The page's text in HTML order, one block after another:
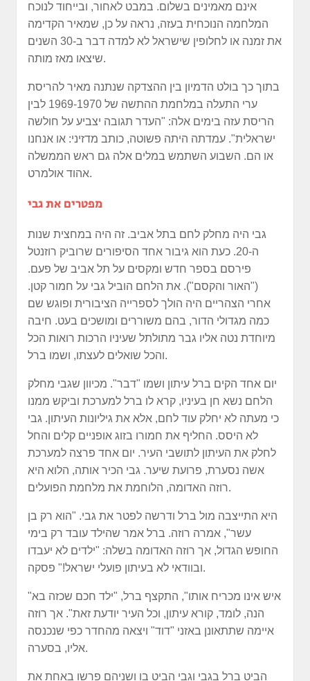
אינם מאמינים בשלום. במבט לאחור, ובייחוד לנוכח
המלחמה הנוכחית בעזה, נראה על כן, שמאיר הקדימה
את זמנה או לחלופין שישראל לא למדה דבר ב-30 השנים
שיצאו מאז מותה.
בתוך כך בולט הדמיון בין ההצדקה שנתנה מאיר להריסת
ערי התעלה במלחמת ההתשה של 1969-1970 לבין
הריסת עזה בימים אלה: "העדר תגובה יצביע על חולשה
ישראלית". עמדתה היתה פשוטה, כותב מדזיני: או אנחנו
או הם. השבוע השתמש במלים אלה גם ראש הממשלה
אהוד אולמרט.
מפטרים את גבי
גבי היה מחלק לחם בתל אביב. זה היה במחצית שנות
ה-20. כעת הוא גיבור אחד הסיפורים שרוביק רוזנטל
פירסם בספר חדש ומקסים על תל אביב של פעם.
("האור והקסם"). את הלחם הוביל גבי על חמור קטן.
אחרי הצהריים היה הולך לספרייה הציבורית ופוגש שם
כמה מגדולי הדור, בהם משוררים ומושכים בעט. חיבה
מיוחדת נטה אליו גבר מתולתל שעיניו הרכות רואות הכל
והכל שואלים לעצתו, ושמו ברל.
יום אחד הקים ברל עיתון ושמו "דבר". מכיוון שגבי מחלק
הלחם נשא חן בעיניו, קרא לו ברל למערכת וביקש ממנו
כי מעתה לא יחלק עוד לחם, אלא את גיליונות העיתון. גבי
לא היסס. החליף את חמורו בזוג אופניים קלים והחל
לחלק את העיתון לתושבי העיר. יום אחד פרצה למערכת
אשה נסערת, פרועת שיער. גבי הכיר אותה, הלוא היא
רוזה האדומה, הלוחמת את מלחמת הפועלים.
היא התייצבה מול ברל ודרשה לפטר את גבי. "הוא רק בן
עשר", אמרה רוזה. ברל אמר שהילד עובד רק בימי
החופש הגדול, אך רוזה האדומה בשלה: "ילדים לא יעבדו
ובוודאי לא בעיתון פועלי ישראל!" פסקה.
"איש אינו מכריח אותו", התקצף ברל, "ילד חכם שכזה בא
הנה, לומד, קורא עיתון, וכל העיר יודעת זאת". אך רוזה
איימה שתתאונן באזני "דוד" ויצאה מהחדר כפי שנכנסה
אליו, בסערה.
הביט ברל בגבי וגבי הביט בו ושניהם פרשו באחת את